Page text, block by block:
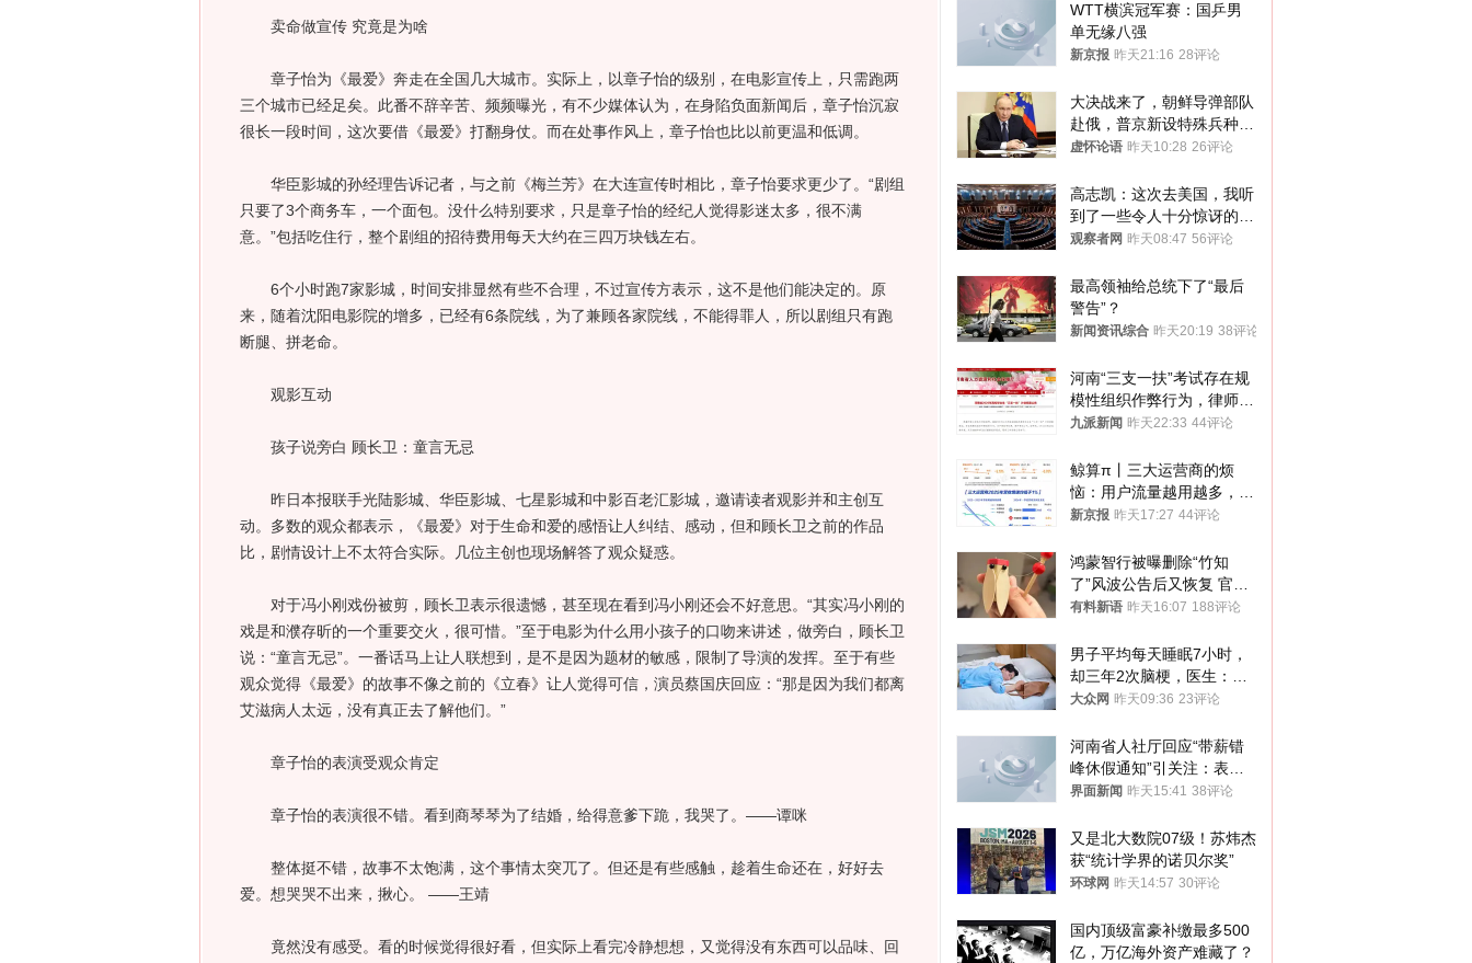
卖命做宣传 究竟是为啥
章子怡为《最爱》奔走在全国几大城市。实际上，以章子怡的级别，在电影宣传上，只需跑两
三个城市已经足矣。此番不辞辛苦、频频曝光，有不少媒体认为，在身陷负面新闻后，章子怡沉寂
很长一段时间，这次要借《最爱》打翻身仗。而在处事作风上，章子怡也比以前更温和低调。
华臣影城的孙经理告诉记者，与之前《梅兰芳》在大连宣传时相比，章子怡要求更少了。“剧组
只要了3个商务车，一个面包。没什么特别要求，只是章子怡的经纪人觉得影迷太多，很不满
意。”包括吃住行，整个剧组的招待费用每天大约在三四万块钱左右。
6个小时跑7家影城，时间安排显然有些不合理，不过宣传方表示，这不是他们能决定的。原
来，随着沈阳电影院的增多，已经有6条院线，为了兼顾各家院线，不能得罪人，所以剧组只有跑
断腿、拼老命。
观影互动
孩子说旁白 顾长卫：童言无忌
昨日本报联手光陆影城、华臣影城、七星影城和中影百老汇影城，邀请读者观影并和主创互
动。多数的观众都表示，《最爱》对于生命和爱的感悟让人纠结、感动，但和顾长卫之前的作品
比，剧情设计上不太符合实际。几位主创也现场解答了观众疑惑。
对于冯小刚戏份被剪，顾长卫表示很遗憾，甚至现在看到冯小刚还会不好意思。“其实冯小刚的
戏是和濮存昕的一个重要交火，很可惜。”至于电影为什么用小孩子的口吻来讲述，做旁白，顾长卫
说：“童言无忌”。一番话马上让人联想到，是不是因为题材的敏感，限制了导演的发挥。至于有些
观众觉得《最爱》的故事不像之前的《立春》让人觉得可信，演员蔡国庆回应：“那是因为我们都离
艾滋病人太远，没有真正去了解他们。”
章子怡的表演受观众肯定
章子怡的表演很不错。看到商琴琴为了结婚，给得意爹下跪，我哭了。——谭咪
整体挺不错，故事不太饱满，这个事情太突兀了。但还是有些感触，趁着生命还在，好好去
爱。想哭哭不出来，揪心。 ——王靖
竟然没有感受。看的时候觉得很好看，但实际上看完冷静想想，又觉得没有东西可以品味、回
WTT横滨冠军赛：国乒男
单无缘八强
新京报 昨天21:16 28评论
大决战来了，朝鲜导弹部队
赴俄，普京新设特殊兵种，
76岁老将扛旗
虚怀论语 昨天10:28 26评论
高志凯：这次去美国，我听
到了一些令人十分惊讶的消
息
观察者网 昨天08:47 56评论
最高领袖给总统下了“最后
警告”？
新闻资讯综合 昨天20:19 38评论
河南“三支一扶”考试存在规
模性组织作弊行为，律师：
涉嫌非法获取国家秘密罪等
九派新闻 昨天22:33 44评论
鲸算π丨三大运营商的烦
恼：用户流量越用越多，收
入却越来越少
新京报 昨天17:27 44评论
鸿蒙智行被曝删除“竹知
了”风波公告后又恢复 官媒
曾力挺：劝华为要大度的，
有料新语 昨天16:07 188评论
男子平均每天睡眠7小时，
却三年2次脑梗，医生：这
样睡觉更伤身
大众网 昨天09:36 23评论
河南省人社厅回应“带薪错
峰休假通知”引关注：表述
不够准确，待修改后印发
界面新闻 昨天15:41 38评论
又是北大数院07级！苏炜杰
获“统计学界的诺贝尔奖”
环球网 昨天14:57 30评论
国内顶级富豪补缴最多500
亿，万亿海外资产难藏了？